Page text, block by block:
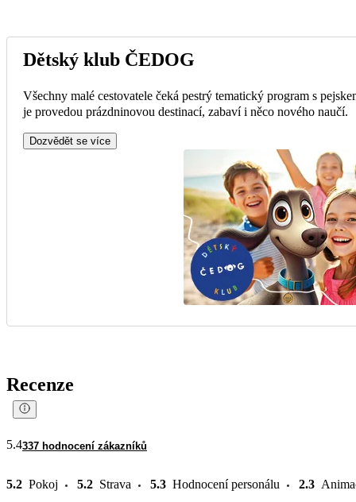
Dětský klub ČEDOG
Všechny malé cestovatele čeká pestrý tematický program s
je provedou prázdninovou destinací, zabaví i něco nového naučí.
Dozvědět se více
Recenze
5.4337 hodnocení zákazníků
5.2 Pokoj 5.2 Strava 5.3 Hodnocení personálu 2.3